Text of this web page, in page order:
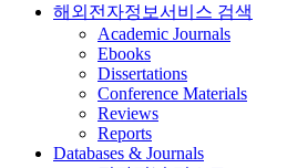
해외전자정보서비스 검색
Academic Journals
Ebooks
Dissertations
Conference Materials
Reviews
Reports
Databases & Journals